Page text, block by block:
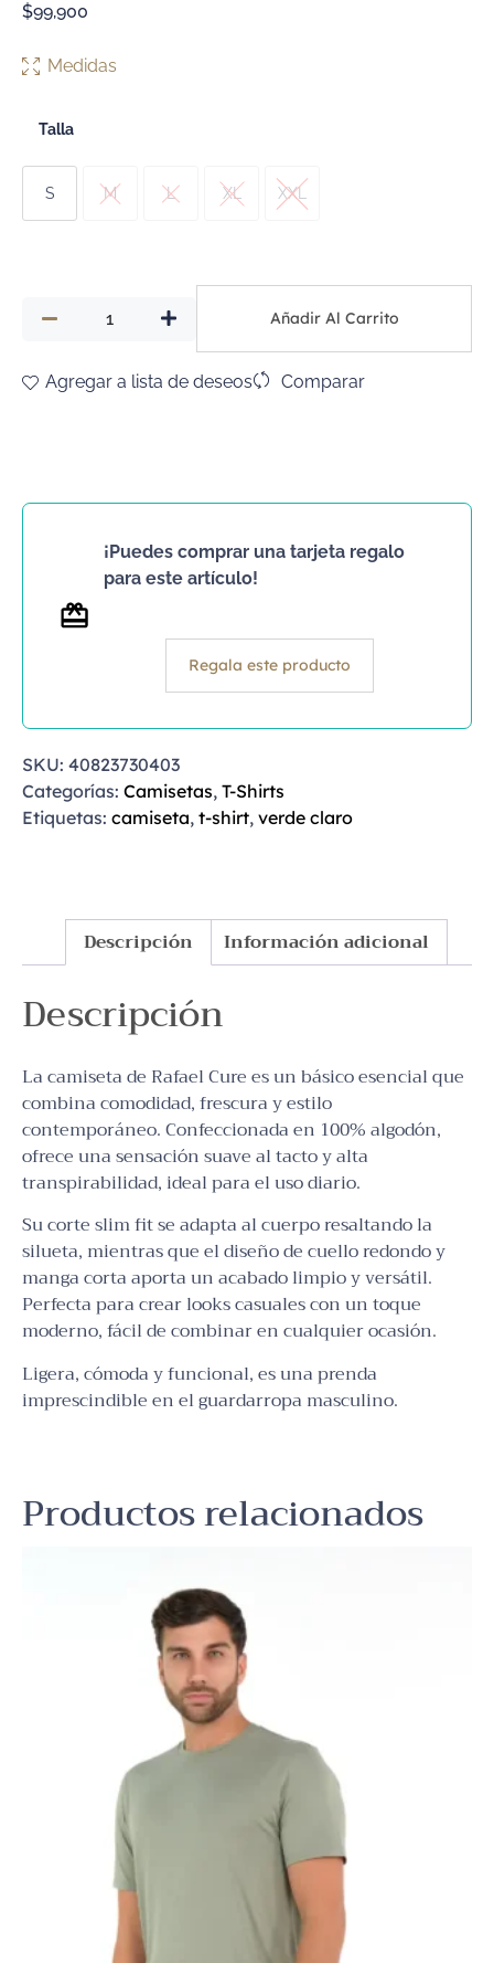
$99,900
Medidas
Talla
S M L XL XXL
Añadir Al Carrito
Agregar a lista de deseos Comparar
¡Puedes comprar una tarjeta regalo
para este artículo!
Regala este producto
SKU: 40823730403
Categorías: Camisetas, T-Shirts
Etiquetas: camiseta, t-shirt, verde claro
Descripción Información adicional
Descripción
La camiseta de Rafael Cure es un básico esencial que
combina comodidad, frescura y estilo
contemporáneo. Confeccionada en 100% algodón,
ofrece una sensación suave al tacto y alta
transpirabilidad, ideal para el uso diario.
Su corte slim fit se adapta al cuerpo resaltando la
silueta, mientras que el diseño de cuello redondo y
manga corta aporta un acabado limpio y versátil.
Perfecta para crear looks casuales con un toque
moderno, fácil de combinar en cualquier ocasión.
Ligera, cómoda y funcional, es una prenda
imprescindible en el guardarropa masculino.
Productos relacionados